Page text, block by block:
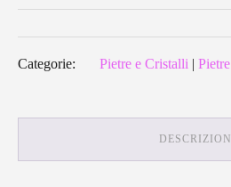
Categorie: Pietre e Cristalli |